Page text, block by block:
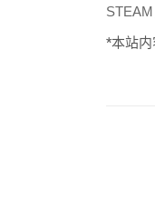
*本站内